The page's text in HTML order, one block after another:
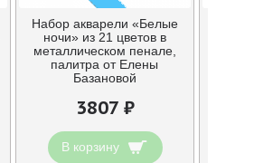
Набор акварели «Белые
ночи» из 21 цветов в
металлическом пенале,
палитра от Елены
Базановой
3807 ₽
В корзину